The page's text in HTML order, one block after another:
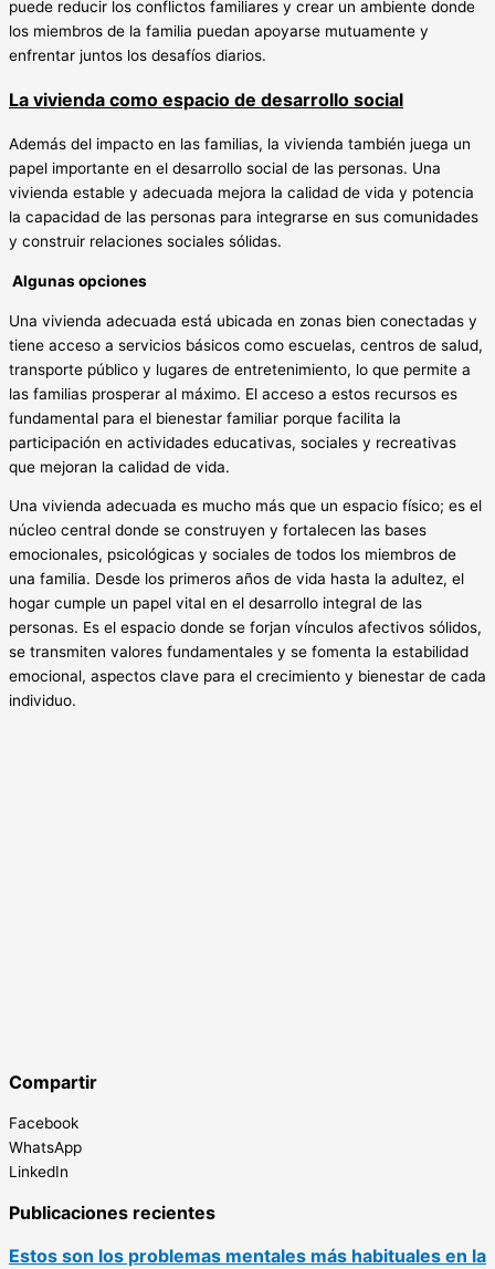
puede reducir los conflictos familiares y crear un ambiente donde
los miembros de la familia puedan apoyarse mutuamente y
enfrentar juntos los desafíos diarios.
La vivienda como espacio de desarrollo social
Además del impacto en las familias, la vivienda también juega un
papel importante en el desarrollo social de las personas. Una
vivienda estable y adecuada mejora la calidad de vida y potencia
la capacidad de las personas para integrarse en sus comunidades
y construir relaciones sociales sólidas.
Algunas opciones
Una vivienda adecuada está ubicada en zonas bien conectadas y
tiene acceso a servicios básicos como escuelas, centros de salud,
transporte público y lugares de entretenimiento, lo que permite a
las familias prosperar al máximo. El acceso a estos recursos es
fundamental para el bienestar familiar porque facilita la
participación en actividades educativas, sociales y recreativas
que mejoran la calidad de vida.
Una vivienda adecuada es mucho más que un espacio físico; es el
núcleo central donde se construyen y fortalecen las bases
emocionales, psicológicas y sociales de todos los miembros de
una familia. Desde los primeros años de vida hasta la adultez, el
hogar cumple un papel vital en el desarrollo integral de las
personas. Es el espacio donde se forjan vínculos afectivos sólidos,
se transmiten valores fundamentales y se fomenta la estabilidad
emocional, aspectos clave para el crecimiento y bienestar de cada
individuo.
Compartir
Facebook
WhatsApp
LinkedIn
Publicaciones recientes
Estos son los problemas mentales más habituales en la